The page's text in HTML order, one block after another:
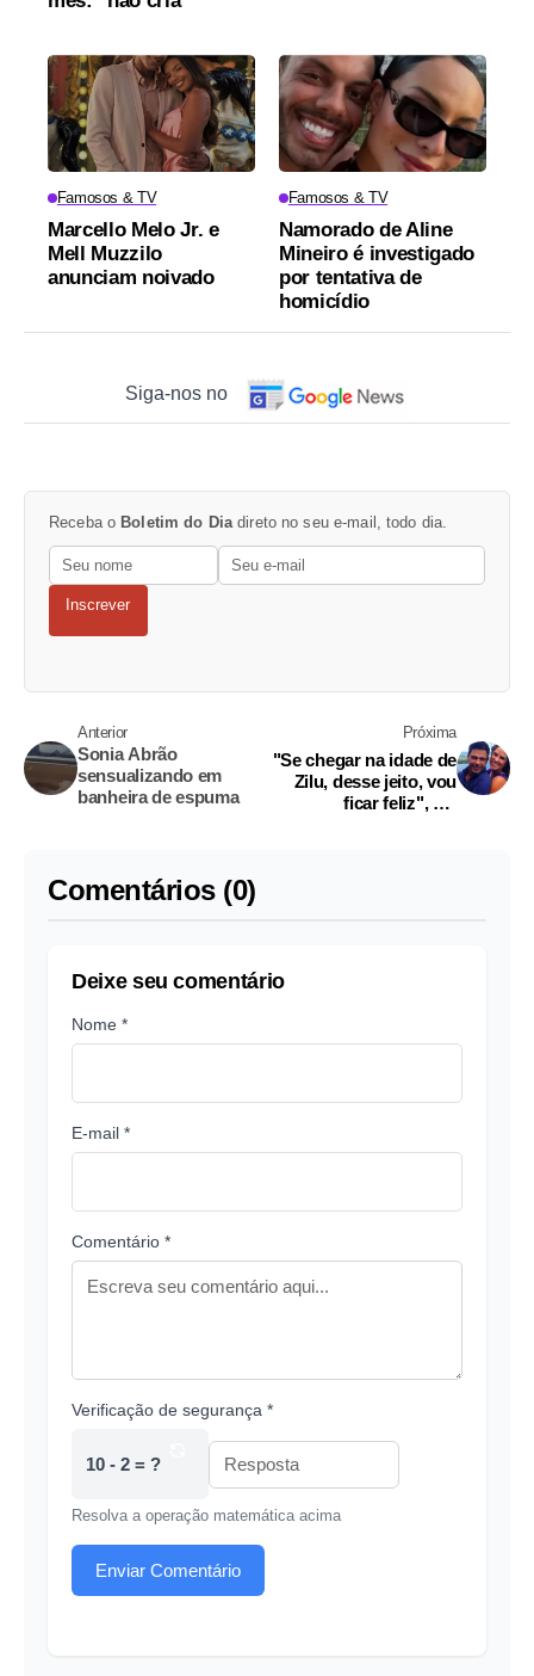
Famosos & TV
Marcello Melo Jr. e
Mell Muzzilo
anunciam noivado
Famosos & TV
Namorado de Aline
Mineiro é investigado
por tentativa de
homicídio
Siga-nos no
Receba o Boletim do Dia direto no seu e-mail, todo dia.
Inscrever
Anterior
Sonia Abrão
sensualizando em
banheira de espuma
Próxima
"Se chegar na idade de
Zilu, desse jeito, vou
ficar feliz", diz
Comentários (0)
Deixe seu comentário
Nome *
E-mail *
Comentário *
Verificação de segurança *
10 - 2 = ?
Resolva a operação matemática acima
Enviar Comentário